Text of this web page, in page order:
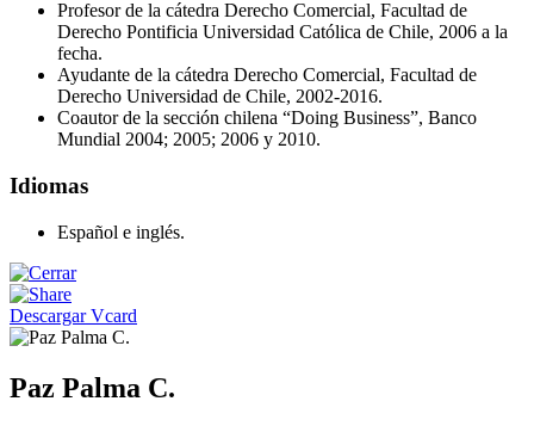
Profesor de la cátedra Derecho Comercial, Facultad de
Derecho Pontificia Universidad Católica de Chile, 2006 a la
fecha.
Ayudante de la cátedra Derecho Comercial, Facultad de
Derecho Universidad de Chile, 2002-2016.
Coautor de la sección chilena “Doing Business”, Banco
Mundial 2004; 2005; 2006 y 2010.
Idiomas
Español e inglés.
Descargar Vcard
Paz Palma C.